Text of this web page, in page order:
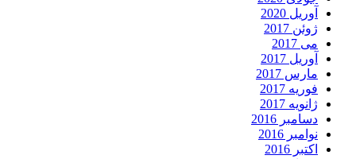
آوریل 2020
ژوئن 2017
می 2017
آوریل 2017
مارس 2017
فوریه 2017
ژانویه 2017
دسامبر 2016
نوامبر 2016
اکتبر 2016